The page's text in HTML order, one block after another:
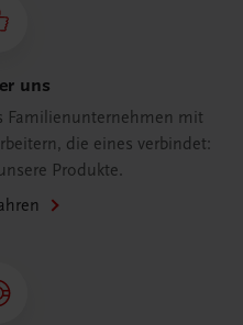
uns
Familienunternehmen mit
die eines verbindet:
Produkte.